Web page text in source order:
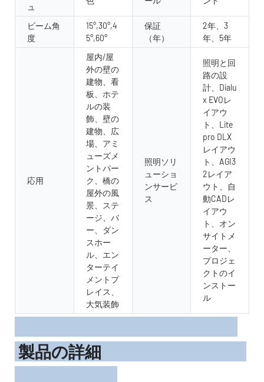
ュ
ビーム角
度
15°,30°,4
5°,60°
保証
（年）
2年、3
年、5年
応用
屋内/屋
外の壁の
建物、看
板、ホテ
ルの装
飾、壁の
建物、広
場、アミ
ューズメ
ントパー
ク、橋の
屋外の風
景、ステ
ージ、バ
ー、ダン
スホー
ル、エン
ターテイ
メントプ
レイス、
大気装飾
照明ソリ
ューショ
ンサービ
ス
照明と回
路の設
計、Dialu
x EVOレ
イアウ
ト、Lite
pro DLX
レイアウ
ト、AGI3
2レイア
ウト、自
動CADレ
イアウ
ト、オン
サイトメ
ーター、
プロジェ
クトのイ
ンストー
ル
製品の詳細